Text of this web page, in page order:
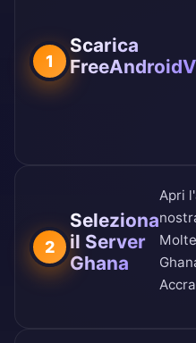
1
Scarica
2
Seleziona
il Server
Ghana
Apri